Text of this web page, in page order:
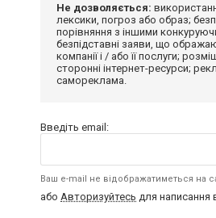
Не дозволяється:
лексики, погроз або образ;
порівняння з іншими
безпідставні заяви, що
компанії і / або її послуги;
сторонні інтернет-ресурси;
самореклама.
Введіть email:
Ваш e-mail не відображатиметься на
або Авторизуйтесь для написання